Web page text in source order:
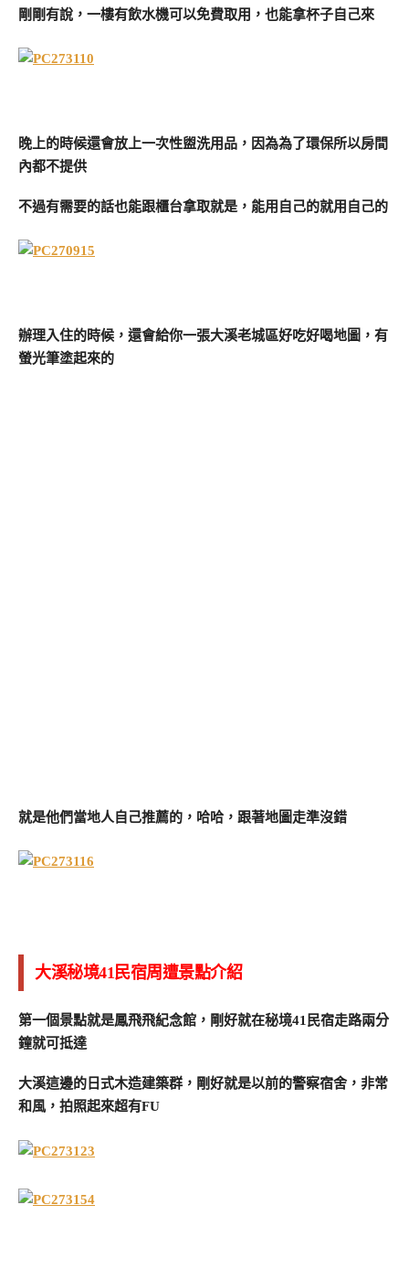
剛剛有說，一樓有飲水機可以免費取用，也能拿杯子自己來
晚上的時候還會放上一次性盥洗用品，因為為了環保所以房間
內都不提供
不過有需要的話也能跟櫃台拿取就是，能用自己的就用自己的
辦理入住的時候，還會給你一張大溪老城區好吃好喝地圖，有
螢光筆塗起來的
就是他們當地人自己推薦的，哈哈，跟著地圖走準沒錯
大溪秘境41民宿周遭景點介紹
第一個景點就是鳳飛飛紀念館，剛好就在秘境41民宿走路兩分
鐘就可抵達
大溪這邊的日式木造建築群，剛好就是以前的警察宿舍，非常
和風，拍照起來超有FU